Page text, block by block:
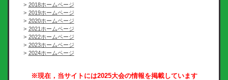
2018ホームページ
2019ホームページ
2020ホームページ
2021ホームページ
2022ホームページ
2023ホームページ
2024ホームページ
※現在，当サイトには2025大会の情報を掲載しています